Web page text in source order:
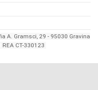
A. Gramsci, 29 - 95030 Gravina
CT-330123